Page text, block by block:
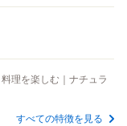
理を楽しむ｜ナチュラ
すべての特徴を見る